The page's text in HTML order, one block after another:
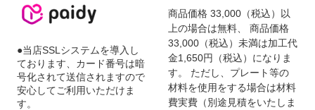
●当店SSLシステムを導入し
ております、カード番号は暗
号化されて送信されますので
安心してご利用いただけま
す。
商品価格 33,000（税込）以
上の場合は無料、 商品価格
33,000（税込）未満は加工代
金1,650円（税込）になりま
す。 ただし、プレート等の
材料を使用をする場合は材料
費実費（別途見積をいたしま